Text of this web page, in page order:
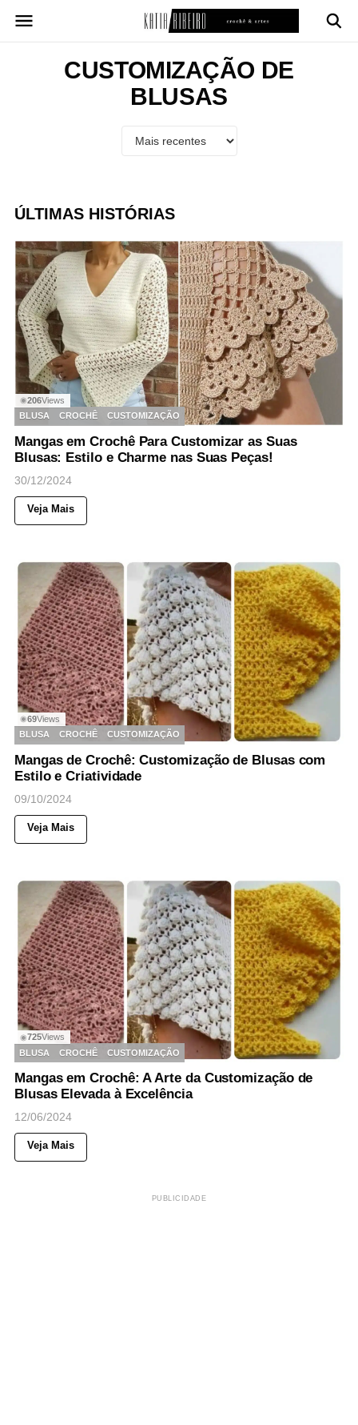
para
CUSTOMIZAÇÃO DE
BLUSAS
ÚLTIMAS HISTÓRIAS
◉206Views
BLUSA
CROCHÊ CUSTOMIZAÇÃO
Mangas em Crochê Para Customizar as Suas
Blusas: Estilo e Charme nas Suas Peças!
30/12/2024
Veja Mais
◉69Views
BLUSA
CROCHÊ CUSTOMIZAÇÃO
Mangas de Crochê: Customização de Blusas com
Estilo e Criatividade
09/10/2024
Veja Mais
◉725Views
BLUSA
CROCHÊ CUSTOMIZAÇÃO
Mangas em Crochê: A Arte da Customização de
Blusas Elevada à Excelência
12/06/2024
Veja Mais
PUBLICIDADE